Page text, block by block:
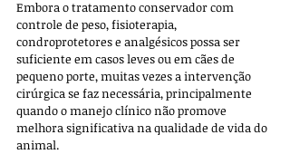
Embora o tratamento conservador com
controle de peso, fisioterapia,
condroprotetores e analgésicos possa ser
suficiente em casos leves ou em cães de
pequeno porte, muitas vezes a intervenção
cirúrgica se faz necessária, principalmente
quando o manejo clínico não promove
melhora significativa na qualidade de vida do
animal.